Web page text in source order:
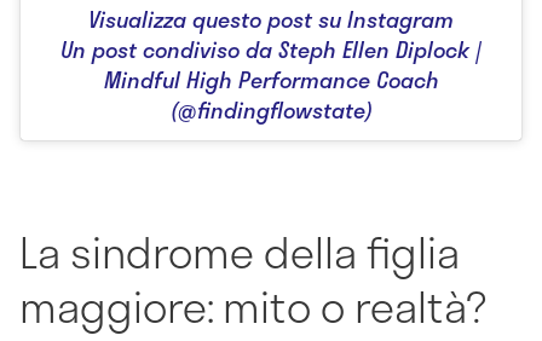
Visualizza questo post su Instagram
Un post condiviso da Steph Ellen Diplock |
Mindful High Performance Coach
(@findingflowstate)
La sindrome della figlia
maggiore: mito o realtà?